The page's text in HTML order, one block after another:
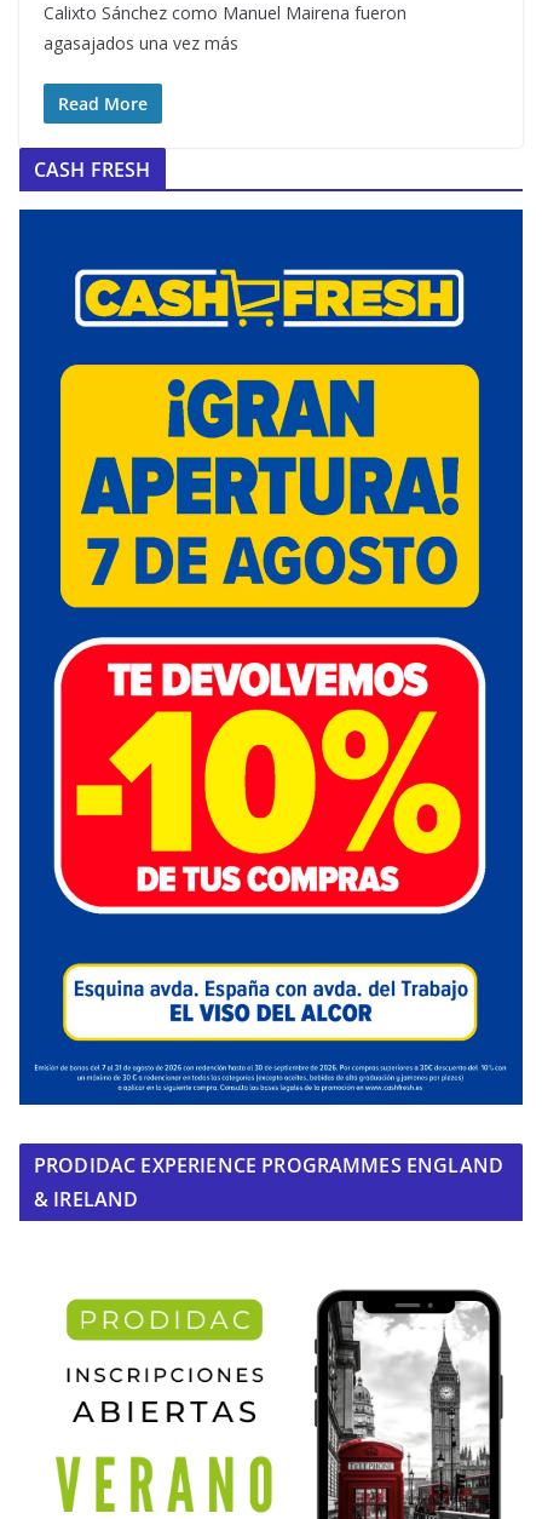
Calixto Sánchez como Manuel Mairena fueron
agasajados una vez más
Read More
CASH FRESH
PRODIDAC EXPERIENCE PROGRAMMES ENGLAND
& IRELAND